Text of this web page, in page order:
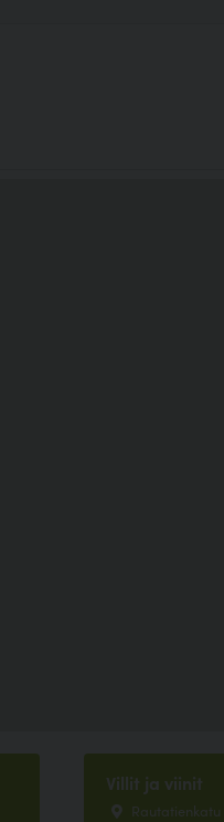
Villit ja viinit
Rautatienkatu